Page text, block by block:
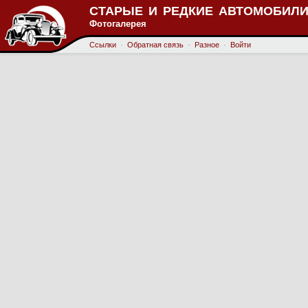
СТАРЫЕ И РЕДКИЕ
Фотогалерея
Ссылки · Обратная связь · Разное · Войти